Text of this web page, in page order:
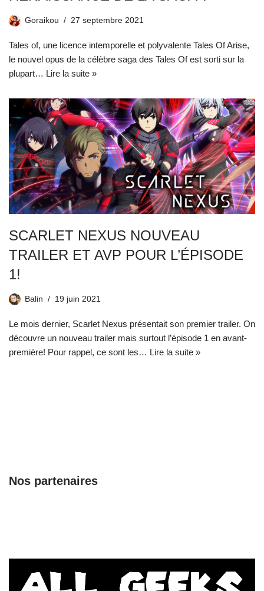
Goraikou 27 septembre 2021
Tales of, une licence intemporelle et polyvalente Tales Of Arise,
le nouvel opus de la célèbre saga des Tales Of est sorti sur la
plupart… Lire la suite »
SCARLET NEXUS NOUVEAU
TRAILER ET AVP POUR L’ÉPISODE
1!
Balin 19 juin 2021
Le mois dernier, Scarlet Nexus présentait son premier trailer. On
découvre un nouveau trailer mais surtout l’épisode 1 en avant-
première! Pour rappel, ce sont les… Lire la suite »
Nos partenaires